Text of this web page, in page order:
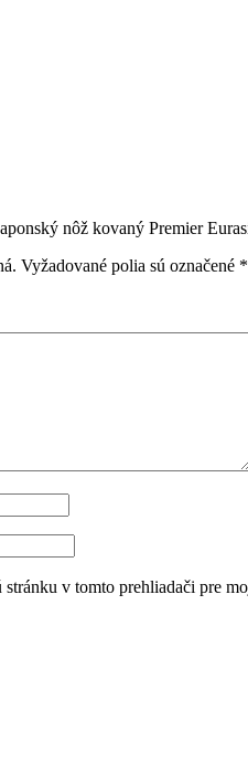
nôž kovaný Premier
Vyžadované polia sú označené *
v tomto prehliadači pre